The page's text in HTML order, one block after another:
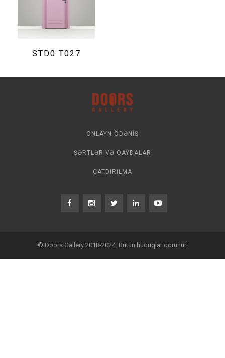
STD0 T027
ONLAYN ÖDƏNIŞ
ŞƏRTLƏR VƏ QAYDALAR
ÇATDIRILMA
© Doors Gallery 2018-2024. Bütün hüquqlar qorunur!